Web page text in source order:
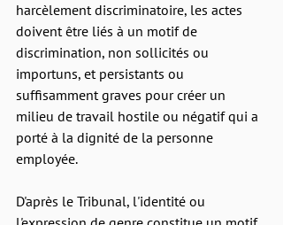
harcèlement discriminatoire, les actes
doivent être liés à un motif de
discrimination, non sollicités ou
importuns, et persistants ou
suffisamment graves pour créer un
milieu de travail hostile ou négatif qui a
porté à la dignité de la personne
employée.
D'après le Tribunal, l'identité ou